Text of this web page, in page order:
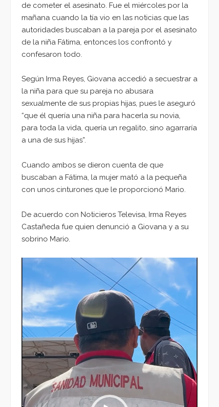
de cometer el asesinato. Fue el miércoles por la
mañana cuando la tía vio en las noticias que las
autoridades buscaban a la pareja por el asesinato
de la niña Fátima, entonces los confrontó y
confesaron todo.
Según Irma Reyes, Giovana accedió a secuestrar a
la niña para que su pareja no abusara
sexualmente de sus propias hijas, pues le aseguró
“que él quería una niña para hacerla su novia,
para toda la vida, quería un regalito, sino agarraría
a una de sus hijas”.
Cuando ambos se dieron cuenta de que
buscaban a Fátima, la mujer mató a la pequeña
con unos cinturones que le proporcionó Mario.
De acuerdo con Noticieros Televisa, Irma Reyes
Castañeda fue quien denunció a Giovana y a su
sobrino Mario.
Reproductor
vídeo